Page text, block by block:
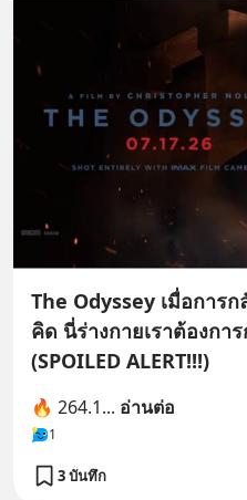
The Odyssey เมื่อการ
คิด นี่ร่างกายเราต้องกา
(SPOILED ALERT!!!)
🔥 264.1... อ่านต่อ
1
3 บันทึก